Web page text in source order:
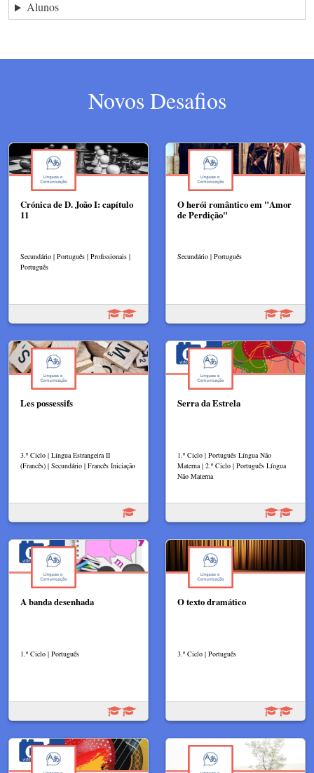
Alunos
Novos Desafios
Crónica de D. João I: capítulo
11
Secundário | Português | Profissionais |
Português
O herói romântico em "Amor
de Perdição"
Secundário | Português
Les possessifs
3.º Ciclo | Língua Estrangeira II
(Francês) | Secundário | Francês Iniciação
Serra da Estrela
1.º Ciclo | Português Língua Não
Materna | 2.º Ciclo | Português Língua
Não Materna
A banda desenhada
1.º Ciclo | Português
O texto dramático
3.º Ciclo | Português